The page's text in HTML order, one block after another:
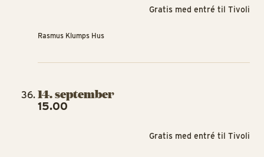
Rasmus Klumps Hus
Gratis med entré til Tivoli
14. september
15.00
Gratis med entré til Tivoli